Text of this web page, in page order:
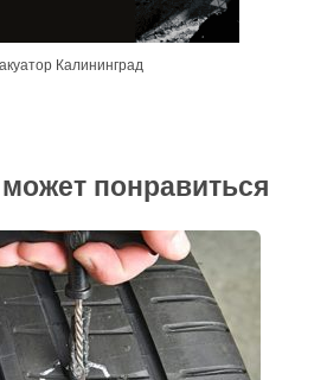
Калининград
понравиться